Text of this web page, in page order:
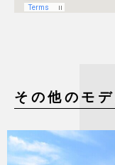
その他のモ